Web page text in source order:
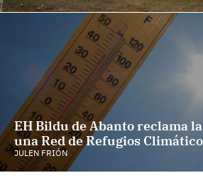
EH Bildu de Abanto reclama
una Red de Refugios
JULEN FRIÓN